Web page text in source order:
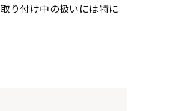
り付け中の扱いには特に